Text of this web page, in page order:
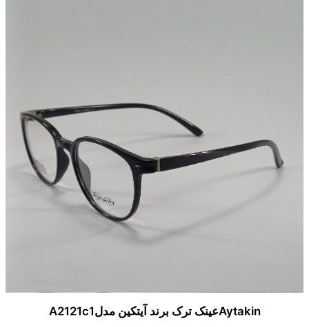
Aytakinعینک ترک برند آیتکین مدلA2121c1